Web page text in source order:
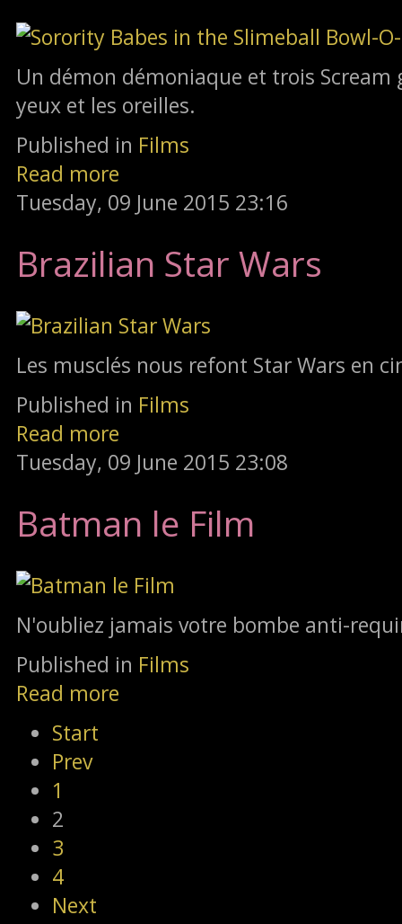
Un démon démoniaque et trois
yeux et les oreilles.
Published in Films
Read more
Tuesday, 09 June 2015 23:16
Brazilian Star Wars
Les musclés nous refont Star Wars en
Published in Films
Read more
Tuesday, 09 June 2015 23:08
Batman le Film
N'oubliez jamais votre bombe anti-
Published in Films
Read more
Start
Prev
1
2
3
4
Next